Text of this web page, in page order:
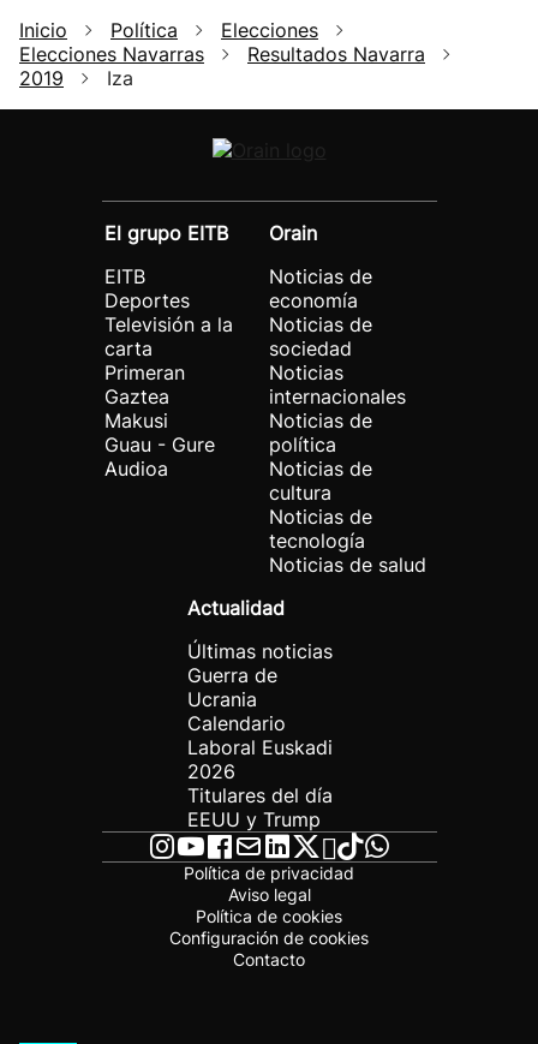
Inicio Política
Elecciones
Elecciones Navarras
Resultados Navarra
2019
Iza
El grupo EITB
EITB
Deportes
Televisión a la
carta
Primeran
Gaztea
Makusi
Guau - Gure
Audioa
Orain
Noticias de
economía
Noticias de
sociedad
Noticias
internacionales
Noticias de
política
Noticias de
cultura
Noticias de
tecnología
Noticias de salud
Actualidad
Últimas noticias
Guerra de
Ucrania
Calendario
Laboral Euskadi
2026
Titulares del día
EEUU y Trump
Política de privacidad
Aviso legal
Política de cookies
Configuración de cookies
Contacto